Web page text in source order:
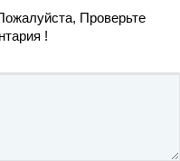
Проверьте
!